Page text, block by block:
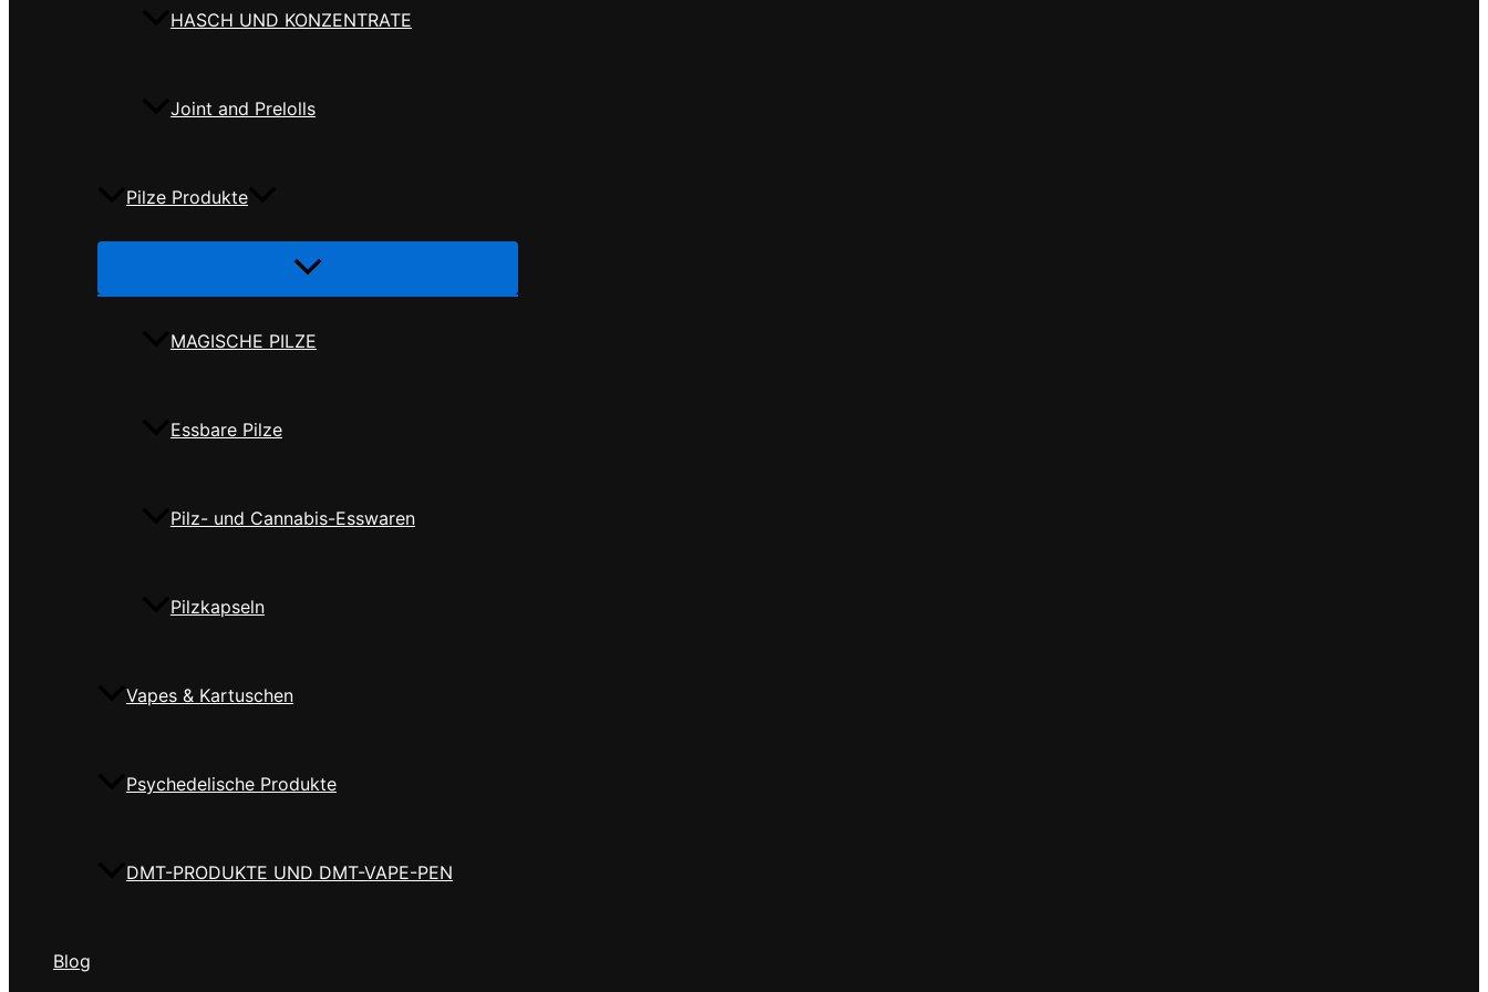
HASCH UND KONZENTRATE
Joint and Prelolls
Pilze Produkte
Menü
MAGISCHE PILZE
Essbare Pilze
Pilz- und Cannabis-Esswaren
Pilzkapseln
Vapes & Kartuschen
Psychedelische Produkte
DMT-PRODUKTE UND DMT-VAPE-PEN
Blog